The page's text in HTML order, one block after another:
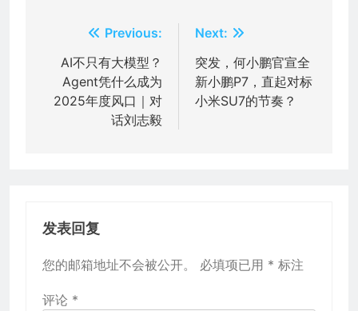
导
Previous:
AI不只有大模型？
Agent凭什么成为
2025年度风口｜对
话刘志毅
Next:
突发，何小鹏官宣全
新小鹏P7，直起对标
小米SU7的节奏？
发表回复
您的邮箱地址不会被公开。 必填项已用 * 标注
评论 *